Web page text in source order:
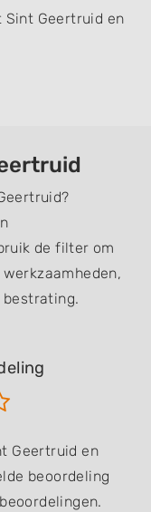
Sint Geertruid en
de filter om
Geertruid en
beoordeling